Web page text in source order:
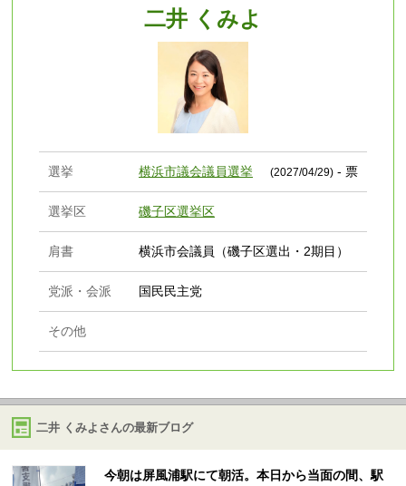
二井 くみよ
選挙 横浜市議会議員選挙 (2027/04/29)- 票
選挙区 磯子区選挙区
肩書 横浜市会議員（磯子区選出・2期目）
党派・会派 国民民主党
その他
二井 くみよさんの最新ブログ
今朝は屏風浦駅にて朝活。本日から当面の間、駅